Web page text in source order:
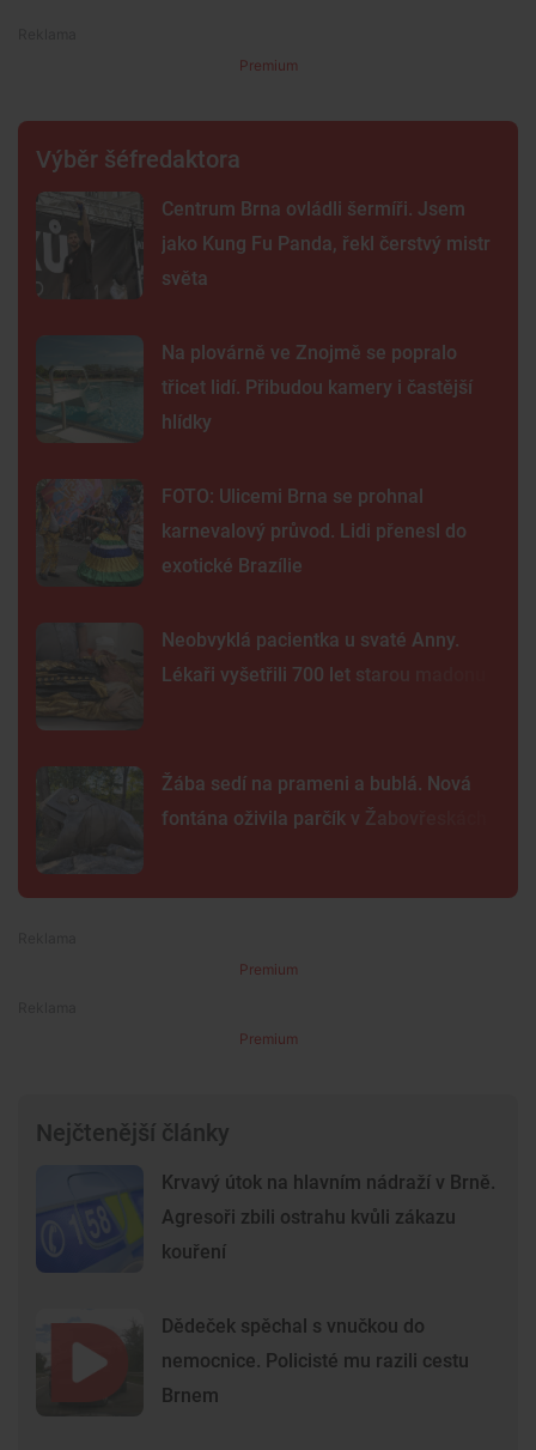
Premium
Výběr šéfredaktora
Centrum Brna ovládli šermíři. Jsem
jako Kung Fu Panda, řekl čerstvý mistr
světa
Na plovárně ve Znojmě se popralo
třicet lidí. Přibudou kamery i častější
hlídky
FOTO: Ulicemi Brna se prohnal
karnevalový průvod. Lidi přenesl do
exotické Brazílie
Neobvyklá pacientka u svaté Anny.
Lékaři vyšetřili 700 let starou madonu
Žába sedí na prameni a bublá. Nová
fontána oživila parčík v Žabovřeskách
Premium
Premium
Nejčtenější články
Krvavý útok na hlavním nádraží v Brně.
Agresoři zbili ostrahu kvůli zákazu
kouření
Dědeček spěchal s vnučkou do
nemocnice. Policisté mu razili cestu
Brnem